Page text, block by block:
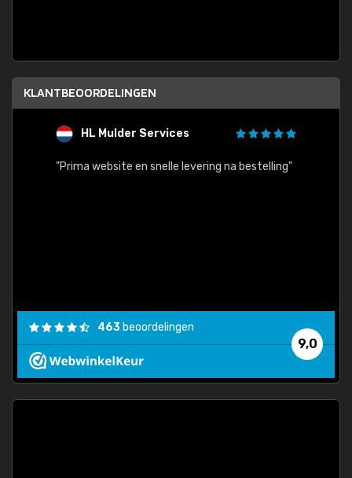
KLANTBEOORDELINGEN
HL Mulder Services
"Prima website en snelle levering na bestelling"
9,0
463 beoordelingen